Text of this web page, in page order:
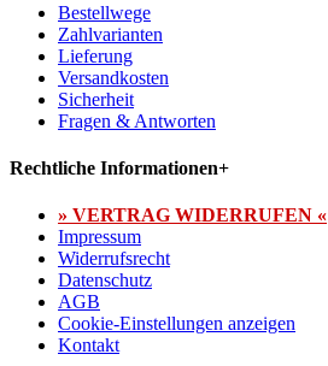
Bestellwege
Zahlvarianten
Lieferung
Versandkosten
Sicherheit
Fragen & Antworten
Rechtliche Informationen+
» VERTRAG WIDERRUFEN «
Impressum
Widerrufsrecht
Datenschutz
AGB
Cookie-Einstellungen anzeigen
Kontakt